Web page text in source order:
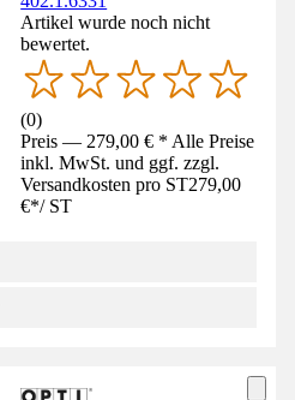
Artikel wurde noch nicht
bewertet.
(0)
Preis — 279,00 € * Alle Preise
inkl. MwSt. und ggf. zzgl.
Versandkosten pro ST279,00
€*/ ST